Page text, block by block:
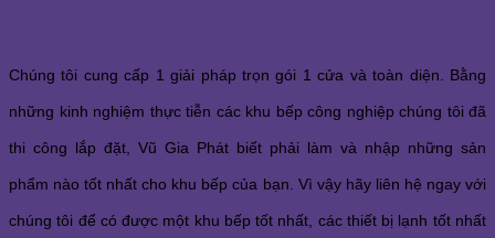
Chúng tôi cung cấp 1 giải pháp trọn gói 1 cửa và toàn diện. Bằng
những kinh nghiệm thực tiễn các khu bếp công nghiệp chúng tôi đã
thi công lắp đặt, Vũ Gia Phát biết phải làm và nhập những sản
phẩm nào tốt nhất cho khu bếp của bạn. Vì vậy hãy liên hệ ngay với
chúng tôi để có được một khu bếp tốt nhất, các thiết bị lạnh tốt nhất